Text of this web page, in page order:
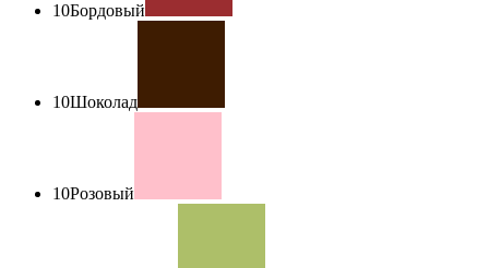
10Бордовый
10Шоколад
10Розовый